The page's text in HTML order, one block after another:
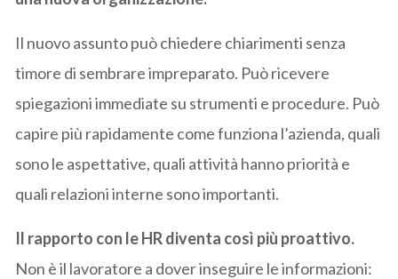
Il nuovo assunto può chiedere chiarimenti senza
timore di sembrare impreparato. Può ricevere
spiegazioni immediate su strumenti e procedure. Può
capire più rapidamente come funziona l’azienda, quali
sono le aspettative, quali attività hanno priorità e
quali relazioni interne sono importanti.
Il rapporto con le HR diventa così più proattivo.
Non è il lavoratore a dover inseguire le informazioni: